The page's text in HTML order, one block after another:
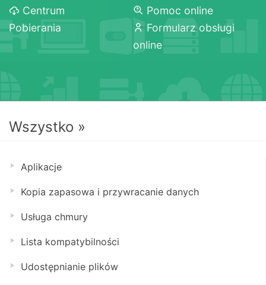
Centrum
Pobierania
Pomoc online
Formularz obsługi
online
Wszystko »
Aplikacje
Kopia zapasowa i przywracanie danych
Usługa chmury
Lista kompatybilności
Udostępnianie plików